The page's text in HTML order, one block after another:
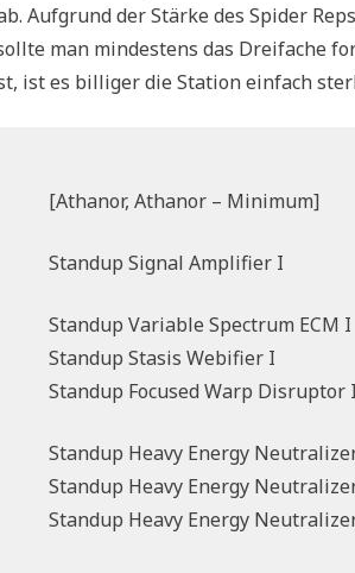
Aufgrund der Stärke des Spider
man mindestens das Dreifache
ist es billiger die Station einfach
[Athanor, Athanor – Minimum]
Standup Signal Amplifier I
Standup Variable Spectrum ECM I
Standup Stasis Webifier I
Standup Focused Warp Disruptor I
Standup Heavy Energy
Standup Heavy Energy
Standup Heavy Energy